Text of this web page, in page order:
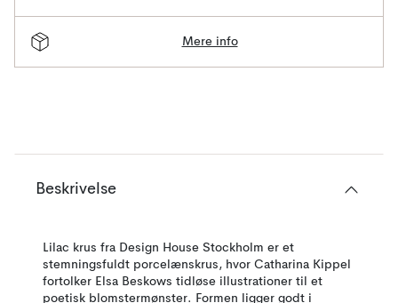
Mere info
Beskrivelse
Lilac krus fra Design House Stockholm er et
stemningsfuldt porcelænskrus, hvor Catharina Kippel
fortolker Elsa Beskows tidløse illustrationer til et
poetisk blomster­mønster. Formen ligger godt i